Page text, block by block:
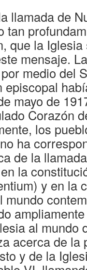
llamada de
tan
que la Iglesia
mensaje.
medio del
episcopal
mayo de
Corazón
los
ha
de la
la
y en la
mundo
al mundo
acerca de la
y de la